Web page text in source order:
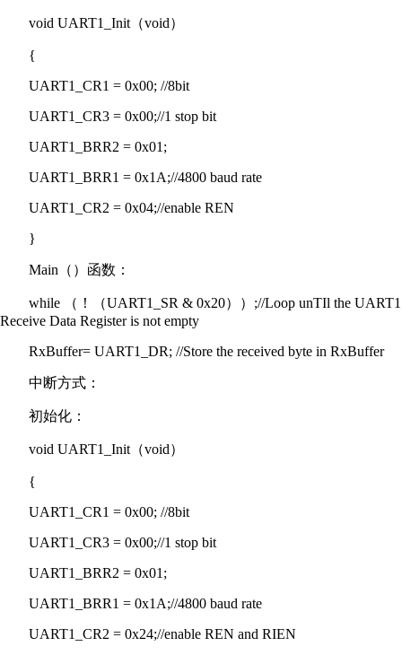
void UART1_Init（void）
{
UART1_CR1 = 0x00; //8bit
UART1_CR3 = 0x00;//1 stop bit
UART1_BRR2 = 0x01;
UART1_BRR1 = 0x1A;//4800 baud rate
UART1_CR2 = 0x04;//enable REN
}
Main（）函数：
while （！（UART1_SR & 0x20））;//Loop unTIl the UART1
Receive Data Register is not empty
RxBuffer= UART1_DR; //Store the received byte in RxBuffer
中断方式：
初始化：
void UART1_Init（void）
{
UART1_CR1 = 0x00; //8bit
UART1_CR3 = 0x00;//1 stop bit
UART1_BRR2 = 0x01;
UART1_BRR1 = 0x1A;//4800 baud rate
UART1_CR2 = 0x24;//enable REN and RIEN